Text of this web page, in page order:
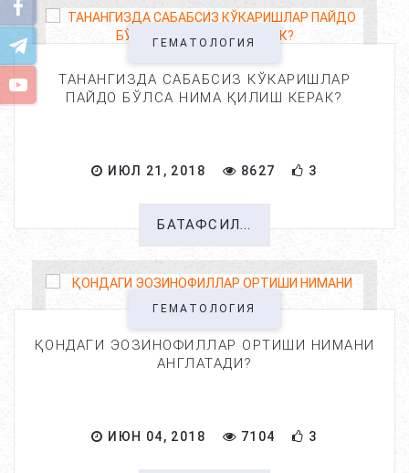
ГЕМАТОЛОГИЯ
ТАНАНГИЗДА САБАБСИЗ КЎКАРИШЛАР
ПАЙДО БЎЛСА НИМА ҚИЛИШ КЕРАК?
ИЮЛ 21, 2018 8627 3
БАТАФСИЛ...
ГЕМАТОЛОГИЯ
ҚОНДАГИ ЭОЗИНОФИЛЛАР ОРТИШИ НИМАНИ
АНГЛАТАДИ?
ИЮН 04, 2018 7104 3